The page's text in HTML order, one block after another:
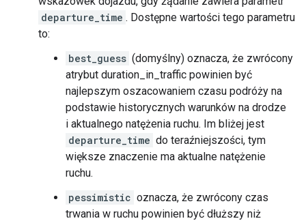
departure_time . Dostępne wartości tego parametru
to:
best_guess (domyślny) oznacza, że zwrócony
atrybut duration_in_traffic powinien być
najlepszym oszacowaniem czasu podróży na
podstawie historycznych warunków na drodze
i aktualnego natężenia ruchu. Im bliżej jest
departure_time do teraźniejszości, tym
większe znaczenie ma aktualne natężenie
ruchu.
pessimistic oznacza, że zwrócony czas
trwania w ruchu powinien być dłuższy niż